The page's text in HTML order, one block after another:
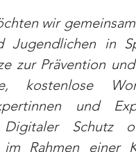
wir
in
zur Prävention
kostenlose
und
Schutz
im Rahmen einer